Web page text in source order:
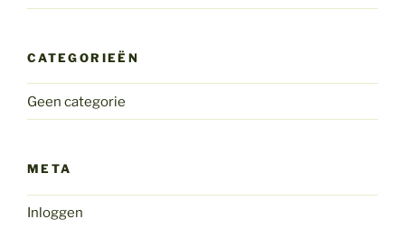
CATEGORIEËN
Geen categorie
META
Inloggen